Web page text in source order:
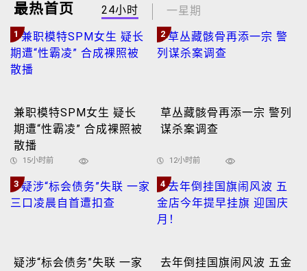
最热首页 24小时 一星期
1
兼职模特SPM女生 疑长
期遭“性霸凌” 合成裸照被
散播
15小时前
2
草丛藏骸骨再添一宗 警列
谋杀案调查
12小时前
3
疑涉“标会债务”失联 一家
4
去年倒挂国旗闹风波 五金